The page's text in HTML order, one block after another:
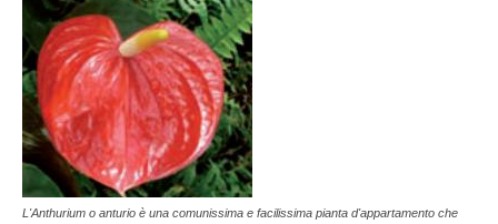
L'Anthurium o anturio è una comunissima e facilissima pianta d'appartamento che